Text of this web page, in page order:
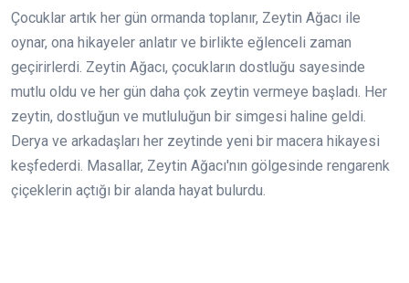
Çocuklar artık her gün ormanda toplanır, Zeytin Ağacı ile
oynar, ona hikayeler anlatır ve birlikte eğlenceli zaman
geçirirlerdi. Zeytin Ağacı, çocukların dostluğu sayesinde
mutlu oldu ve her gün daha çok zeytin vermeye başladı. Her
zeytin, dostluğun ve mutluluğun bir simgesi haline geldi.
Derya ve arkadaşları her zeytinde yeni bir macera hikayesi
keşfederdi. Masallar, Zeytin Ağacı'nın gölgesinde rengarenk
çiçeklerin açtığı bir alanda hayat bulurdu.